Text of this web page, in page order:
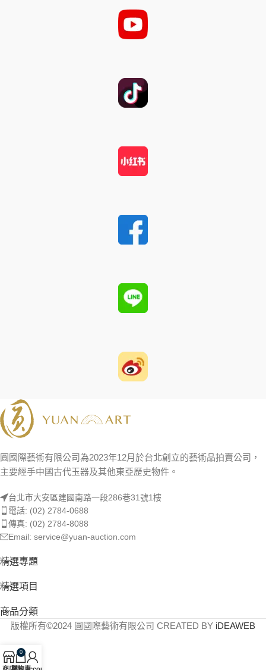
圓國際藝術有限公司為2023年12月於台北創立的藝術品拍賣公司，
主要經手中國古代玉器及其他東亞歷史物件。
台北市大安區建國南路一段286巷31號1樓
電話: (02) 2784-0688
傳真: (02) 2784-8088
Email: service@yuan-auction.com
精選專題
精選項目
商品分類
版權所有©2024 圓國際藝術有限公司 CREATED BY iDEAWEB
0